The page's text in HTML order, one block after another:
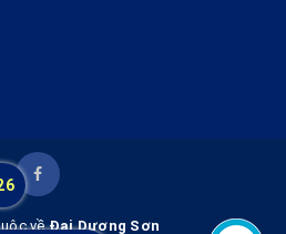
vềĐại Dương Sơn
cấp bởi